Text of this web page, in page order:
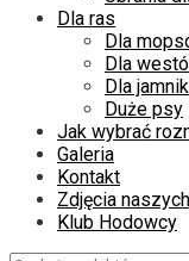
Dla ras
Dla
Dla
Dla
Duże psy
Jak wybrać
Galeria
Kontakt
Zdjęcia
Klub Hodowcy